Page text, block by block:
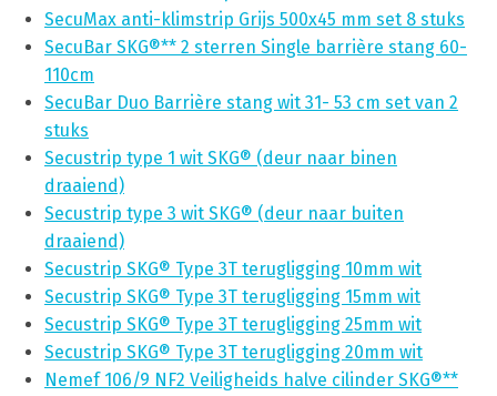
SecuMax anti-klimstrip Grijs 500x45 mm set 8 stuks
SecuBar SKG®** 2 sterren Single barrière stang 60-
110cm
SecuBar Duo Barrière stang wit 31- 53 cm set van 2
stuks
Secustrip type 1 wit SKG® (deur naar binen
draaiend)
Secustrip type 3 wit SKG® (deur naar buiten
draaiend)
Secustrip SKG® Type 3T terugligging 10mm wit
Secustrip SKG® Type 3T terugligging 15mm wit
Secustrip SKG® Type 3T terugligging 25mm wit
Secustrip SKG® Type 3T terugligging 20mm wit
Nemef 106/9 NF2 Veiligheids halve cilinder SKG®**